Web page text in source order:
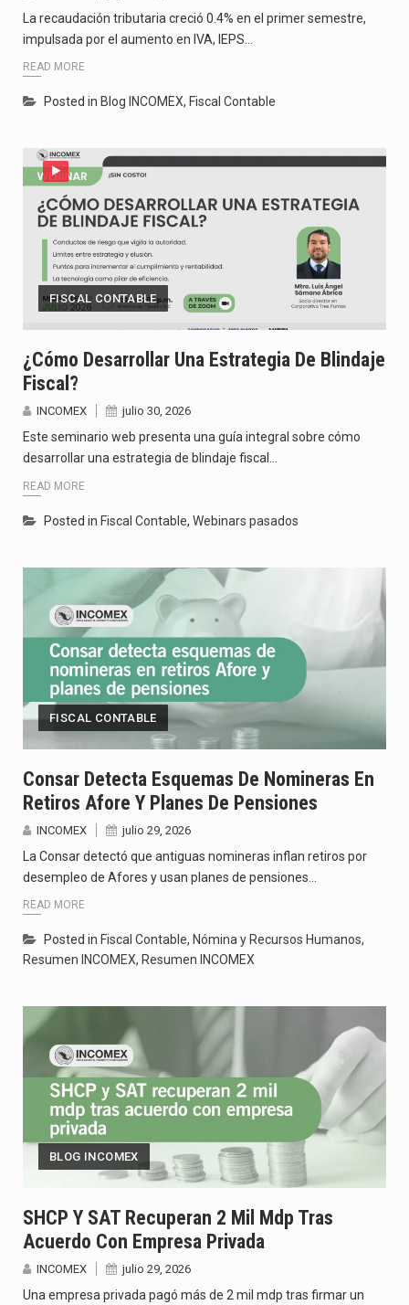
La recaudación tributaria creció 0.4% en el primer semestre,
impulsada por el aumento en IVA, IEPS…
READ MORE
Posted in Blog INCOMEX, Fiscal Contable
FISCAL CONTABLE
¿Cómo Desarrollar Una Estrategia De Blindaje
Fiscal?
INCOMEX julio 30, 2026
Este seminario web presenta una guía integral sobre cómo
desarrollar una estrategia de blindaje fiscal…
READ MORE
Posted in Fiscal Contable, Webinars pasados
FISCAL CONTABLE
Consar Detecta Esquemas De Nomineras En
Retiros Afore Y Planes De Pensiones
INCOMEX julio 29, 2026
La Consar detectó que antiguas nomineras inflan retiros por
desempleo de Afores y usan planes de pensiones…
READ MORE
Posted in Fiscal Contable, Nómina y Recursos Humanos,
Resumen INCOMEX, Resumen INCOMEX
BLOG INCOMEX
SHCP Y SAT Recuperan 2 Mil Mdp Tras
Acuerdo Con Empresa Privada
INCOMEX julio 29, 2026
Una empresa privada pagó más de 2 mil mdp tras firmar un